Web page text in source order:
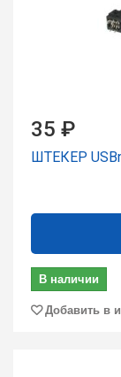
35 ₽
ШТЕКЕР
В наличии
Добавить в